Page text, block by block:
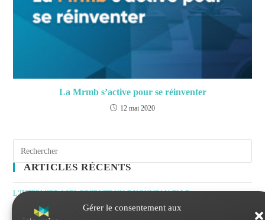
Gérer le consentement aux
La Mrmb s’active pour se réinventer
12 mai 2020
ARTICLES RÉCENTS
L’INTERMIRE ASBL RECRUTE UN·E NOUVEAU·ELLE
DIRECTEUR·TRICE À TEMPS PLEIN (H/F/X)